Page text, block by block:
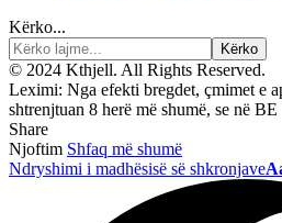
Kërko...
© 2024 Kthjell. All Rights Reserved.
Leximi: Nga efekti bregdet, çmimet e
shtrenjtuan 8 herë më shumë, se në BE
Share
Njoftim Shfaq më shumë
Ndryshimi i madhësisë së shkronjave